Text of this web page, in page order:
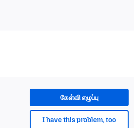
கேள்வி எழுப்பு
I have this problem, too